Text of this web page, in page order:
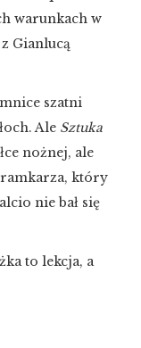
warunkach w
Gianlucą
szatni
Ale Sztuka
nożnej, ale
który
nie bał się
to lekcja, a